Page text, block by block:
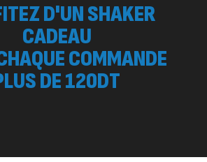
D'UN SHAKER
CADEAU
COMMANDE
DE 120DT